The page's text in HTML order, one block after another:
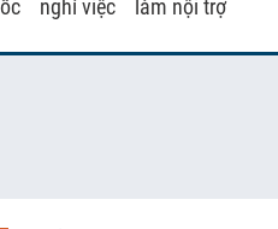
nghỉ việc làm nội trợ